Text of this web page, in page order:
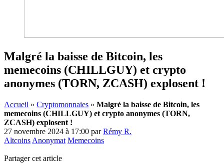
Malgré la baisse de Bitcoin, les
memecoins (CHILLGUY) et crypto
anonymes (TORN, ZCASH) explosent !
Accueil » Cryptomonnaies » Malgré la baisse de Bitcoin, les
memecoins (CHILLGUY) et crypto anonymes (TORN,
ZCASH) explosent !
27 novembre 2024 à 17:00 parRémy R.
Altcoins Anonymat Memecoins
Partager cet article